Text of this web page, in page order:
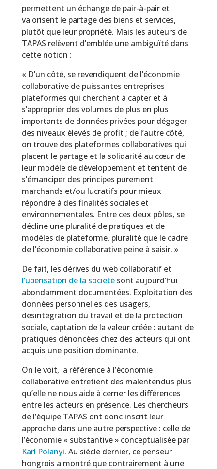
permettent un échange de pair-à-pair et
valorisent le partage des biens et services,
plutôt que leur propriété. Mais les auteurs de
TAPAS relèvent d’emblée une ambiguïté dans
cette notion :
« D’un côté, se revendiquent de l’économie
collaborative de puissantes entreprises
plateformes qui cherchent à capter et à
s’approprier des volumes de plus en plus
importants de données privées pour dégager
des niveaux élevés de profit ; de l’autre côté,
on trouve des plateformes collaboratives qui
placent le partage et la solidarité au cœur de
leur modèle de développement et tentent de
s’émanciper des principes purement
marchands et/ou lucratifs pour mieux
répondre à des finalités sociales et
environnementales. Entre ces deux pôles, se
décline une pluralité de pratiques et de
modèles de plateforme, pluralité que le cadre
de l’économie collaborative peine à saisir. »
De fait, les dérives du web collaboratif et
l’uberisation de la sociétésont aujourd’hui
abondamment documentées. Exploitation des
données personnelles des usagers,
désintégration du travail et de la protection
sociale, captation de la valeur créée : autant de
pratiques dénoncées chez des acteurs qui ont
acquis une position dominante.
On le voit, la référence à l’économie
collaborative entretient des malentendus plus
qu’elle ne nous aide à cerner les différences
entre les acteurs en présence. Les chercheurs
de l’équipe TAPAS ont donc inscrit leur
approche dans une autre perspective : celle de
l’économie « substantive » conceptualisée par
Karl Polanyi. Au siècle dernier, ce penseur
hongrois a montré que contrairement à une